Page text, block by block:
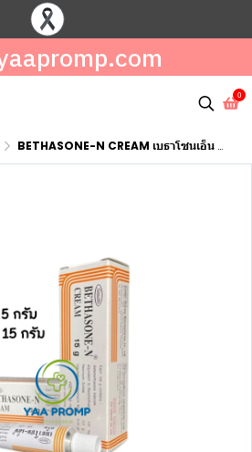
0
BETHASONE-N CREAM เบธาโซนเอ็น ครีม 5กรัมและ15กรัม